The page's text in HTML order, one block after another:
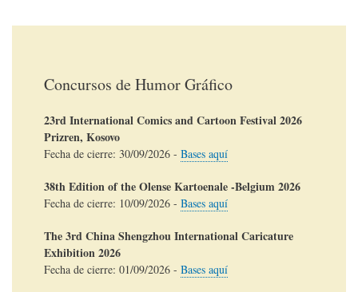
Concursos de Humor Gráfico
23rd International Comics and Cartoon Festival 2026
Prizren, Kosovo
Fecha de cierre: 30/09/2026 - Bases aquí
38th Edition of the Olense Kartoenale -Belgium 2026
Fecha de cierre: 10/09/2026 - Bases aquí
The 3rd China Shengzhou International Caricature
Exhibition 2026
Fecha de cierre: 01/09/2026 - Bases aquí